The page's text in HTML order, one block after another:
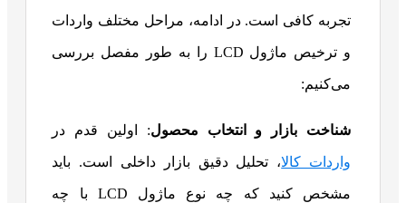
تجربه کافی است. در ادامه، مراحل مختلف واردات
و ترخیص ماژول LCD را به طور مفصل بررسی
می‌کنیم:
شناخت بازار و انتخاب محصول: اولین قدم در
واردات کالا، تحلیل دقیق بازار داخلی است. باید
مشخص کنید که چه نوع ماژول LCD با چه